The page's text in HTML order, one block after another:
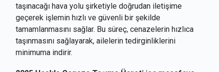
taşınacağı hava yolu şirketiyle doğrudan iletişime
geçerek işlemin hızlı ve güvenli bir şekilde
tamamlanmasını sağlar. Bu süreç, cenazelerin hızlıca
taşınmasını sağlayarak, ailelerin tedirginliklerini
minimuma indirir.